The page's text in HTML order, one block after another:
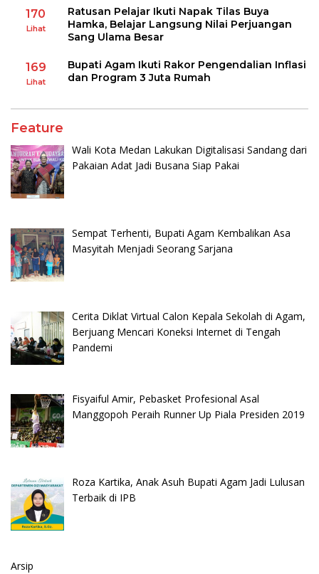
170
Lihat
Ratusan Pelajar Ikuti Napak Tilas Buya
Hamka, Belajar Langsung Nilai Perjuangan
Sang Ulama Besar
169
Lihat
Bupati Agam Ikuti Rakor Pengendalian Inflasi
dan Program 3 Juta Rumah
Feature
Wali Kota Medan Lakukan Digitalisasi Sandang dari
Pakaian Adat Jadi Busana Siap Pakai
Sempat Terhenti, Bupati Agam Kembalikan Asa
Masyitah Menjadi Seorang Sarjana
Cerita Diklat Virtual Calon Kepala Sekolah di Agam,
Berjuang Mencari Koneksi Internet di Tengah
Pandemi
Fisyaiful Amir, Pebasket Profesional Asal
Manggopoh Peraih Runner Up Piala Presiden 2019
Roza Kartika, Anak Asuh Bupati Agam Jadi Lulusan
Terbaik di IPB
Arsip